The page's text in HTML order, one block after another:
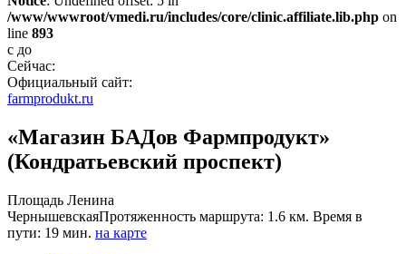
/www/wwwroot/vmedi.ru/includes/core/clinic.affiliate.lib.php on
line 893
с до
Сейчас:
Официальный сайт:
farmprodukt.ru
«Магазин БАДов Фармпродукт»
(Кондратьевский проспект)
Площадь Ленина
ЧернышевскаяПротяженность маршрута: 1.6 км. Время в
пути: 19 мин. на карте